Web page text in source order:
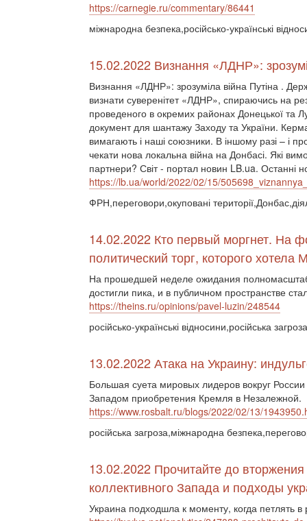
https://carnegie.ru/commentary/86441
міжнародна безпека,російсько-українські
15.02.2022 Визнання «ЛДНР»:
Визнання «ЛДНР»: зрозуміла війна Путіна .
визнати суверенітет «ЛДНР», спираючись на
проведеного в окремих районах Донецької та
документ для шантажу Заходу та України.
вимагають і наші союзники. В іншому разі – і
чекати нова локальна війна на Донбасі. Які
партнери? Світ - портал новин LB.ua. Останні
https://lb.ua/world/2022/02/15/
ФРН,переговори,окуповані
14.02.2022 Кто первый моргнет. На
политический торг, которого хотела
На прошедшей неделе ожидания
достигли пика, и в публичном пространстве
https://theins.ru/opinions/pavel-luzin/248544
російсько-українські відносини,російська
13.02.2022 Атака на Украину:
Большая суета мировых лидеров вокруг
Западом приобретения Кремля в Незалежной.
https://www.rosbalt.ru/blogs/2022/02/13/
російська загроза,міжнародна
13.02.2022 Прочитайте до
коллективного Запада и подходы
Украина подходшла к моменту, когда петлять